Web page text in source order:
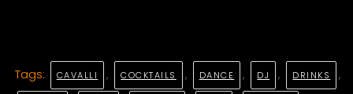
Tags: CAVALLI , COCKTAILS , DANCE , DJ , DRINKS ,